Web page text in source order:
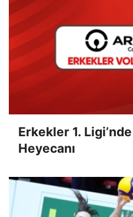
Erkekler 1.
Heyecanı